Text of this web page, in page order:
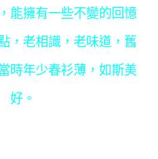
能擁有一些不變的回憶
，老相識，老味道，舊
時年少春衫薄，如斯美
好。